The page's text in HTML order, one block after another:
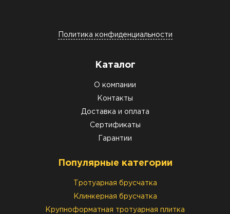
Политика конфиденциальности
Каталог
О компании
Контакты
Доставка и оплата
Сертификаты
Гарантии
Популярные категории
Тротуарная брусчатка
Клинкерная брусчатка
Крупноформатная тротуарная плитка